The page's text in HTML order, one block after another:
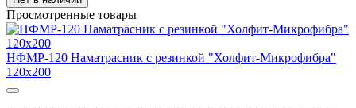
Просмотренные товары
НФМР-120 Наматрасник с резинкой "Холфит-Микрофибра"
120х200